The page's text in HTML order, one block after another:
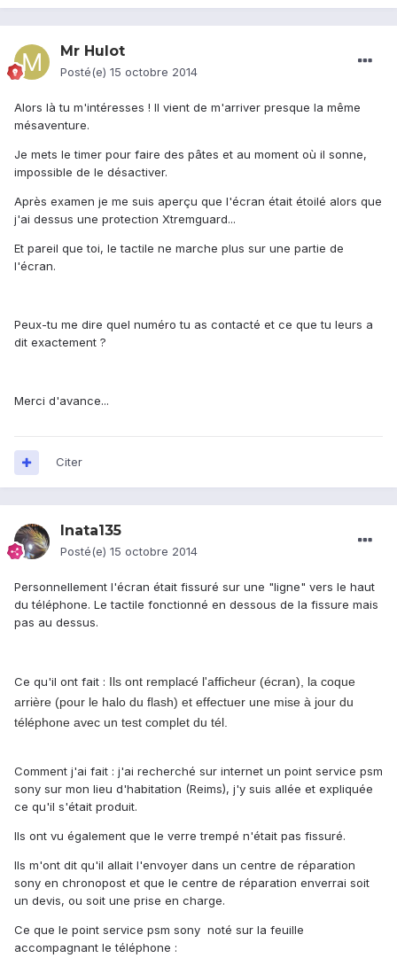
Mr Hulot
Posté(e) 15 octobre 2014
Alors là tu m'intéresses ! Il vient de m'arriver presque la même
mésaventure.
Je mets le timer pour faire des pâtes et au moment où il sonne,
impossible de le désactiver.
Après examen je me suis aperçu que l'écran était étoilé alors que
j'ai dessus une protection Xtremguard...
Et pareil que toi, le tactile ne marche plus sur une partie de
l'écran.
Peux-tu me dire quel numéro tu as contacté et ce que tu leurs a
dit exactement ?
Merci d'avance...
Citer
Inata135
Posté(e) 15 octobre 2014
Personnellement l'écran était fissuré sur une "ligne" vers le haut
du téléphone. Le tactile fonctionné en dessous de la fissure mais
pas au dessus.
Ce qu'il ont fait : Ils ont remplacé l'afficheur (écran), la coque
arrière (pour le halo du flash) et effectuer une mise à jour du
téléphone avec un test complet du tél.
Comment j'ai fait : j'ai recherché sur internet un point service psm
sony sur mon lieu d'habitation (Reims), j'y suis allée et expliquée
ce qu'il s'était produit.
Ils ont vu également que le verre trempé n'était pas fissuré.
Ils m'ont dit qu'il allait l'envoyer dans un centre de réparation
sony en chronopost et que le centre de réparation enverrai soit
un devis, ou soit une prise en charge.
Ce que le point service psm sony noté sur la feuille
accompagnant le téléphone :